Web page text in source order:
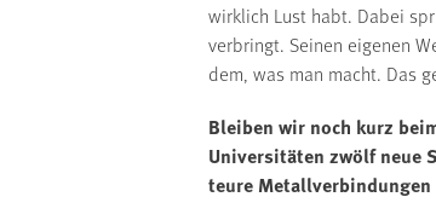
wirklich Lust habt. Dabei
verbringt. Seinen eigenen
dem, was man macht. Das
Bleiben wir noch kurz
Universitäten zwölf neue
teure